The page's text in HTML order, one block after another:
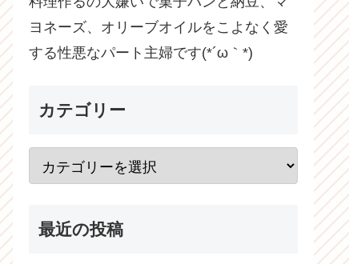
ヨネーズ、オリーブオイルをこよなく愛
する性悪なパート主婦です(*´ω｀*)
カテゴリー
最近の投稿